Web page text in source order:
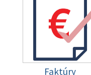
Faktúry